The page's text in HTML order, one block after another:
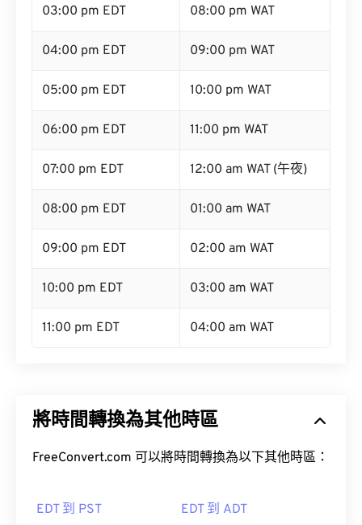
03:00 pm EDT 08:00 pm WAT
04:00 pm EDT 09:00 pm WAT
05:00 pm EDT 10:00 pm WAT
06:00 pm EDT 11:00 pm WAT
07:00 pm EDT 12:00 am WAT (午夜)
08:00 pm EDT 01:00 am WAT
09:00 pm EDT 02:00 am WAT
10:00 pm EDT 03:00 am WAT
11:00 pm EDT 04:00 am WAT
將時間轉換為其他時區
FreeConvert.com 可以將時間轉換為以下其他時區：
EDT 到 PST EDT 到 ADT